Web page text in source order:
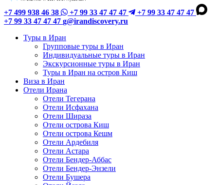
+7 499 938 46 38 +7 99 33 47 47 47
+7 99 33 47 47 47
+7 99 33 47 47 47 g@irandiscovery.ru
Туры в Иран
Групповые туры в Иран
Индивидуальные туры в Иран
Экскурсионные туры в Иран
Туры в Иран на остров Киш
Виза в Иран
Отели Ирана
Отели Тегерана
Отели Исфахана
Отели Шираза
Отели острова Киш
Отели острова Кешм
Отели Ардебиля
Отели Астара
Отели Бендер-Аббас
Отели Бендер-Энзели
Отели Бушера